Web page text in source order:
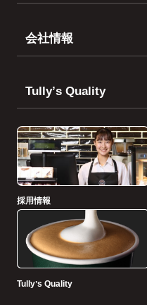
会社情報
Tullyʼs Quality
採用情報
Tullyʼs Quality